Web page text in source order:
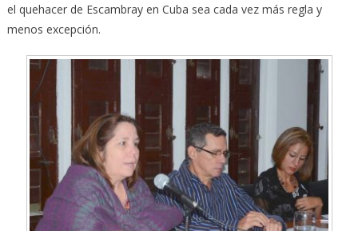
el quehacer de Escambray en Cuba sea cada vez más regla y
menos excepción.